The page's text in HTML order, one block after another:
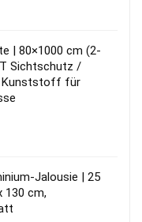
| 80×1000 cm (2-
Sichtschutz /
Kunststoff für
Jalousie | 25
130 cm,